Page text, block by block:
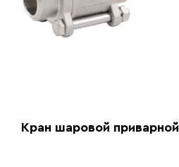
Кран шаровой приварной